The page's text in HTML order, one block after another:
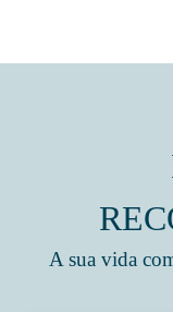
A sua vida